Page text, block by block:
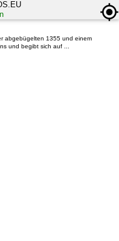
abgebügelten 1355 und einem
und begibt sich auf ...